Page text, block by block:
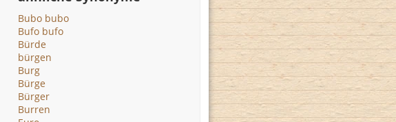
Bubo bubo
Bufo bufo
Bürde
bürgen
Burg
Bürge
Bürger
Burren